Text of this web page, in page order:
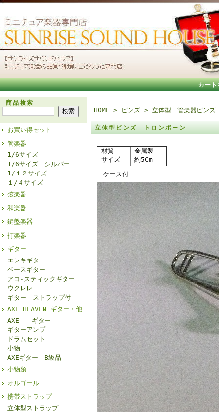
カート
商品検索
お買い得セット
管楽器
1/6サイズ
1/6サイズ シルバー
1/１２サイズ
１/４サイズ
弦楽器
和楽器
鍵盤楽器
打楽器
ギター
エレキギター
ベースギター
アコ-スティックギター
ウクレレ
ギター ストラップ付
AXE HEAVEN ギター・他
AXE ギター
ギターアンプ
ドラムセット
小物
AXEギター B級品
小物類
オルゴール
携帯ストラップ
立体型ストラップ
HOME > ピンズ > 立体型 管楽器ピンズ
立体型ピンズ トロンボーン
材質
金属製
サイズ
約5Cm
ケース付